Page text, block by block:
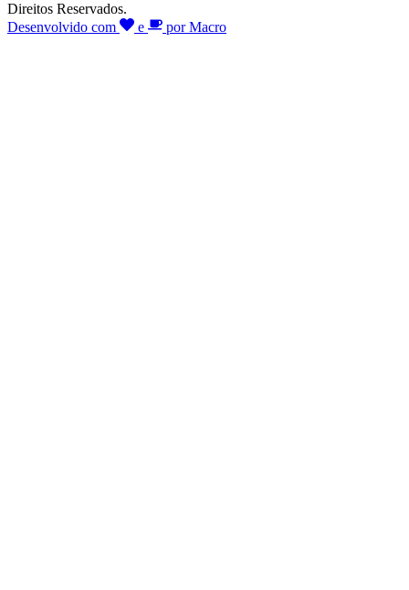
Direitos Reservados.
Desenvolvido com
e por Macro